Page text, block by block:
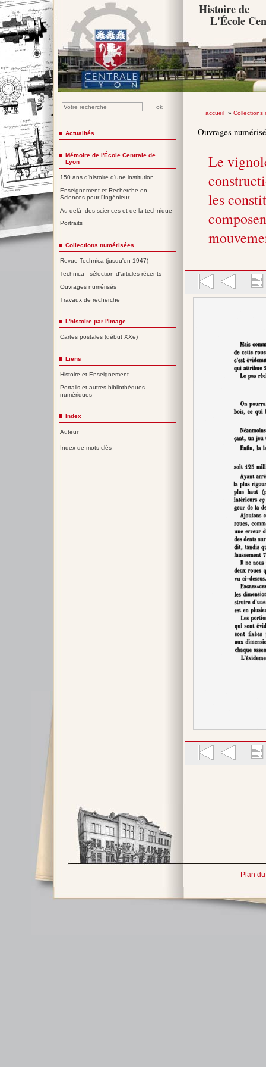
Histoire de
L'École
accueil» Collections
Ouvrages
Le
les
Actualités
Mémoire de l'École Centrale de
Lyon
150 ans d'histoire d'une institution
Enseignement et Recherche en
Sciences pour l'Ingénieur
Au-delà des sciences et de la technique
Portraits
Collections numérisées
Revue Technica (jusqu'en 1947)
Technica - sélection d'articles récents
Ouvrages numérisés
Travaux de recherche
L'histoire par l'image
Cartes postales (début XXe)
Liens
Histoire et Enseignement
Portails et autres bibliothèques
numériques
Index
Auteur
Index de mots-clés
Plan